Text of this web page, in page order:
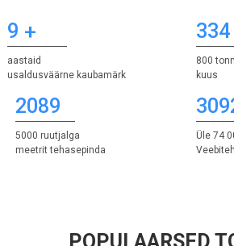
9 +
aastaid
usaldusväärne kaubamärk
334
800
kuus
2089
5000 ruutjalga
meetrit tehasepinda
Üle 74